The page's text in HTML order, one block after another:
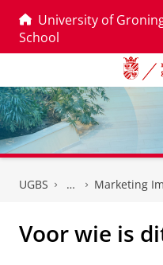
University of
School
UGBS Marketing
Voor wie is